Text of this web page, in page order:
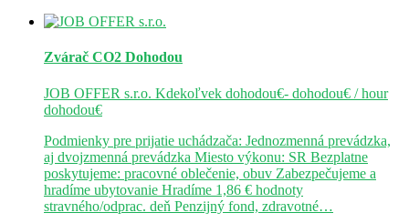
Zvárač CO2 Dohodou
JOB OFFER s.r.o. Kdekoľvek dohodou€- dohodou€ / hour
dohodou€
Podmienky pre prijatie uchádzača: Jednozmenná prevádzka,
aj dvojzmenná prevádzka Miesto výkonu: SR Bezplatne
poskytujeme: pracovné oblečenie, obuv Zabezpečujeme a
hradíme ubytovanie Hradíme 1,86 € hodnoty
stravného/odprac. deň Penzijný fond, zdravotné…